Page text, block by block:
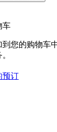
车
您的购物车
预订